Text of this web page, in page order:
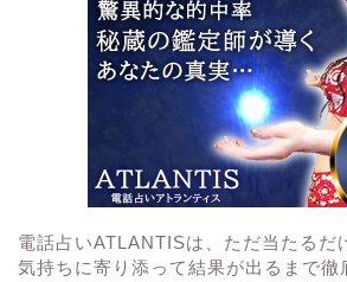
電話占いATLANTISは、ただ当たるだ
気持ちに寄り添って結果が出るまで徹